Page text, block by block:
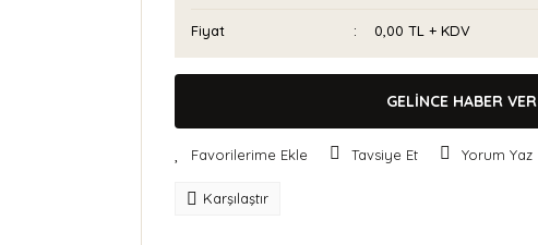
Fiyat 0,00 TL + KDV
GELİNCE HABER VER
Tavsiye Et Yorum Yaz
Karşılaştır